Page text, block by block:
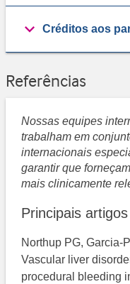
Créditos aos
Referências
Nossas equipes
trabalham em
internacionais
garantir que
mais clinicamente
Principais artigos
Northup PG, Garcia-
Vascular liver
procedural bleeding